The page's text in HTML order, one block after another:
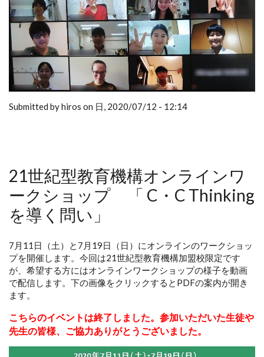
Submitted by hiros on 日, 2020/07/12 - 12:14
21世紀型教育機構オンラインワ
ークショップ 「 C・C Thinking
を導く問い」
7月11日（土）と7月19日（日）にオンラインのワークショッ
プを開催します。今回は21世紀型教育機構加盟校限定です
が、希望する方にはオンラインワークショップの様子を動画
で配信します。下の画像をクリックするとPDFの案内が開き
ます。
こちらのイベントは終了しました。参加いただいた生徒や
先生の皆様、ご協力ありがとうございました。